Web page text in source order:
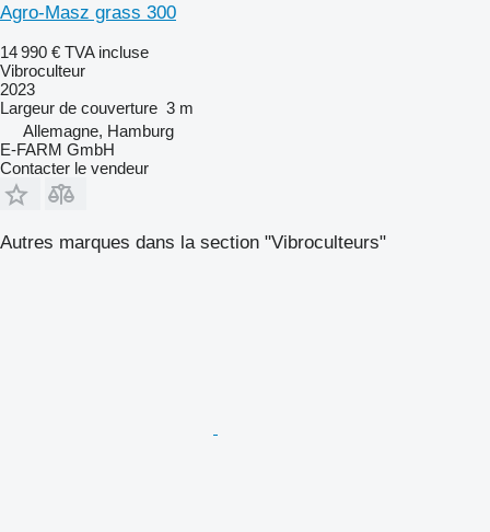
Agro-Masz grass 300
14 990 € TVA incluse
Vibroculteur
2023
Largeur de couverture 3 m
Allemagne, Hamburg
E-FARM GmbH
Contacter le vendeur
Autres marques dans la section "Vibroculteurs"